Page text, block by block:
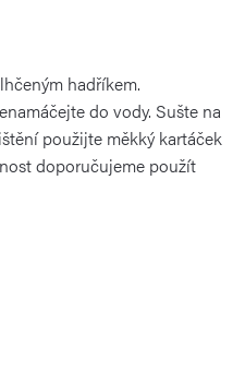
hadříkem.
do vody. Sušte na
použijte měkký kartáček
doporučujeme použít